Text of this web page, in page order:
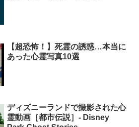
【超恐怖！】死霊の誘惑…本当に
あった心霊写真10選
ディズニーランドで撮影された心
霊動画［都市伝説］- Disney